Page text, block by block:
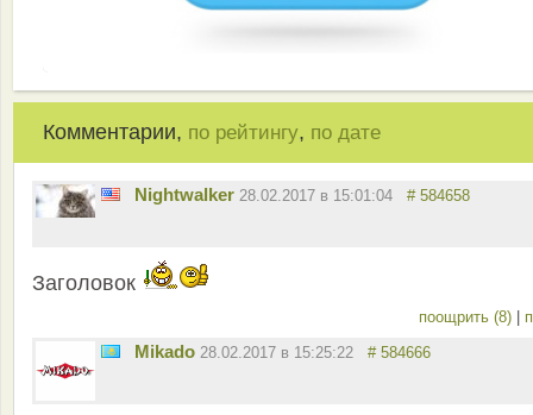
Комментарии, по рейтингу, по дате
Nightwalker 28.02.2017 в 15:01:04 # 584658
Заголовок
поощрить (8)
Mikado 28.02.2017 в 15:25:22 # 584666